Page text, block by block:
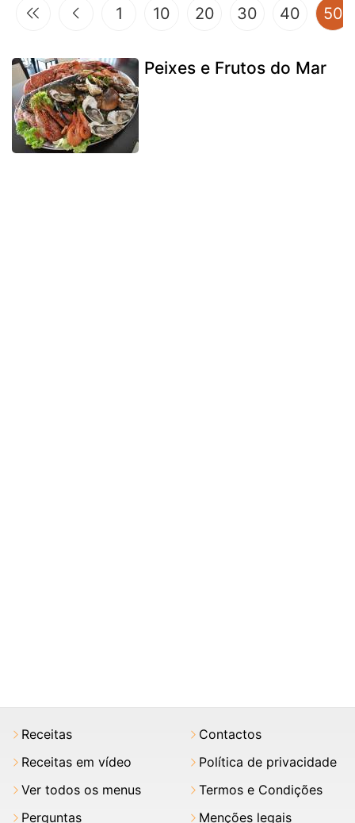
1 10 20 30 40 50
Peixes e Frutos do Mar
Receitas
Receitas em vídeo
Ver todos os menus
Perguntas
Contactos
Política de privacidade
Termos e Condições
Menções legais